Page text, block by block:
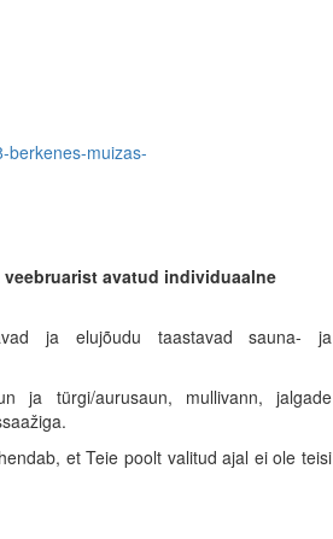
berkenes-muizas-
veebruarist avatud individuaalne
ja elujõudu taastavad sauna- ja
ja türgi/aurusaun, mullivann, jalgade
et Teie poolt valitud ajal ei ole teisi